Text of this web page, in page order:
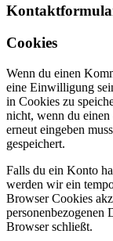
Cookies
Wenn du einen
eine Einwilligung
in Cookies zu
nicht, wenn du einen
erneut eingeben
gespeichert.
Falls du ein Konto
werden wir ein
Browser Cookies
personenbezogenen
Browser schließt.